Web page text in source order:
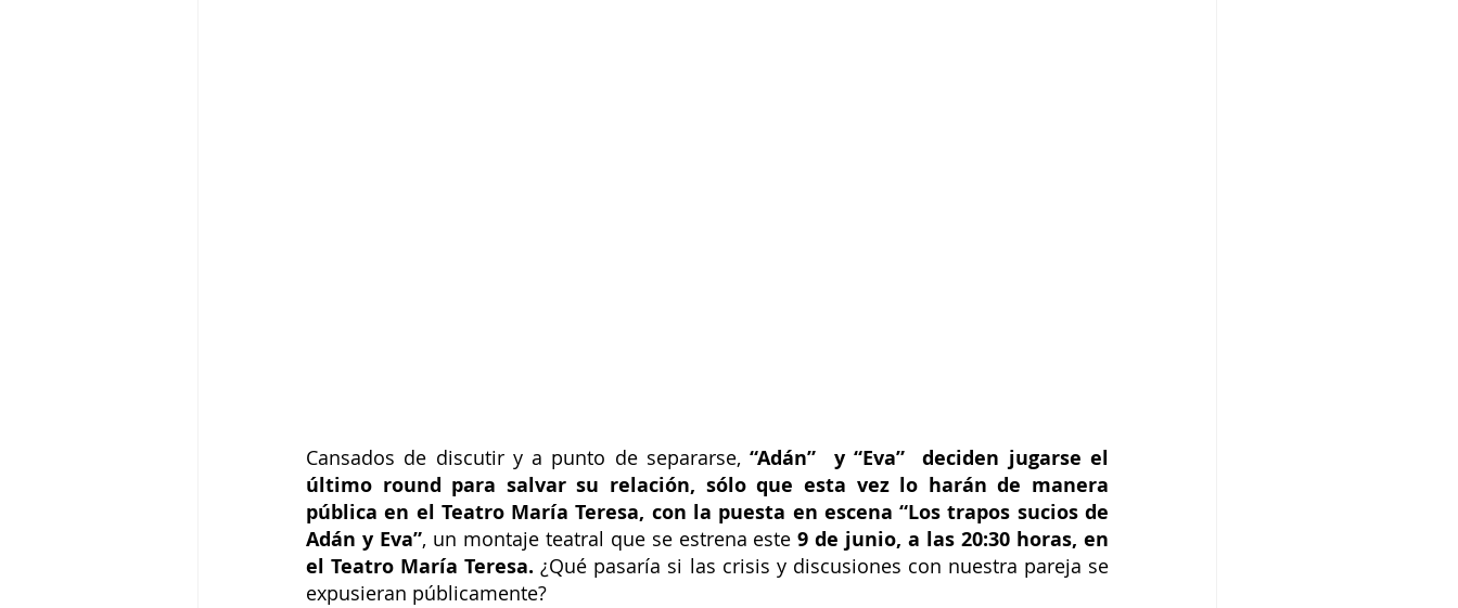
Cansados de discutir y a punto de separarse, “Adán”  y “Eva”  deciden jugarse el
último round para salvar su relación, sólo que esta vez lo harán de manera
pública en el Teatro María Teresa, con la puesta en escena “Los trapos sucios de
Adán y Eva”, un montaje teatral que se estrena este 9 de junio, a las 20:30 horas, en
el Teatro María Teresa. ¿Qué pasaría si las crisis y discusiones con nuestra pareja se
expusieran públicamente?